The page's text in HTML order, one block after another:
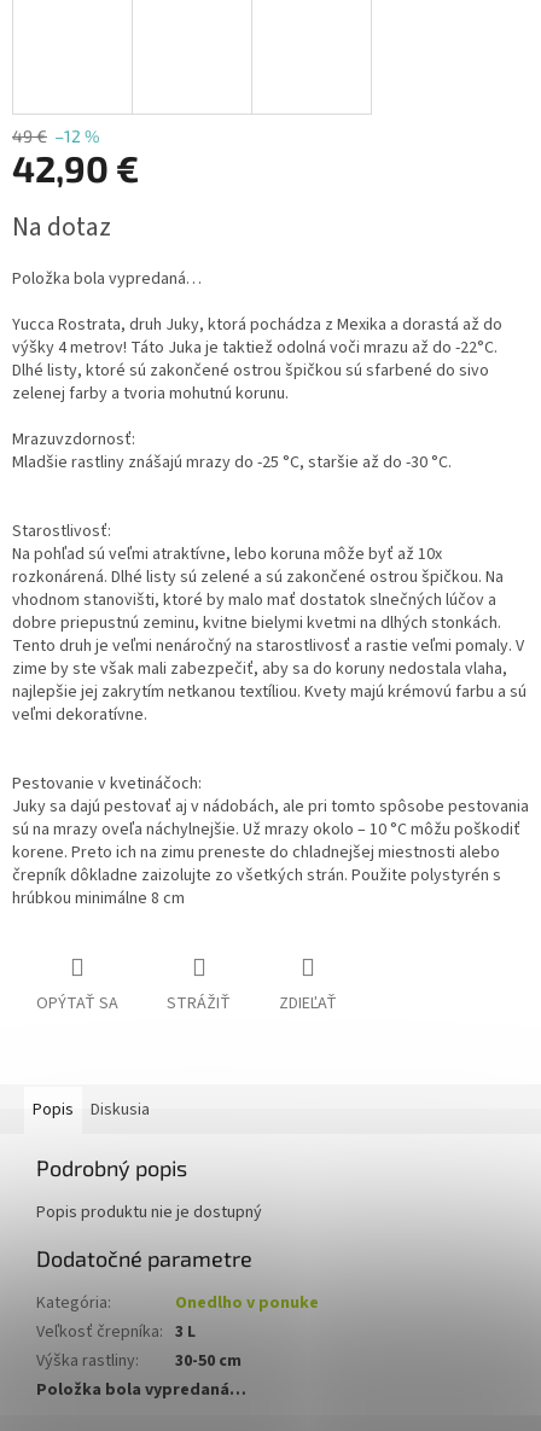
49 € –12 %
42,90 €
cena:
Na dotaz
Položka bola vypredaná…
Yucca Rostrata, druh Juky, ktorá pochádza z Mexika a dorastá až do
výšky 4 metrov! Táto Juka je taktiež odolná voči mrazu až do -22°C.
Dlhé listy, ktoré sú zakončené ostrou špičkou sú sfarbené do sivo
zelenej farby a tvoria mohutnú korunu.
Mrazuvzdornosť:
Mladšie rastliny znášajú mrazy do -25 °C, staršie až do -30 °C.
Starostlivosť:
Na pohľad sú veľmi atraktívne, lebo koruna môže byť až 10x
rozkonárená. Dlhé listy sú zelené a sú zakončené ostrou špičkou. Na
vhodnom stanovišti, ktoré by malo mať dostatok slnečných lúčov a
dobre priepustnú zeminu, kvitne bielymi kvetmi na dlhých stonkách.
Tento druh je veľmi nenáročný na starostlivosť a rastie veľmi pomaly. V
zime by ste však mali zabezpečiť, aby sa do koruny nedostala vlaha,
najlepšie jej zakrytím netkanou textíliou. Kvety majú krémovú farbu a sú
veľmi dekoratívne.
Pestovanie v kvetináčoch:
Juky sa dajú pestovať aj v nádobách, ale pri tomto spôsobe pestovania
sú na mrazy oveľa náchylnejšie. Už mrazy okolo – 10 °C môžu poškodiť
korene. Preto ich na zimu preneste do chladnejšej miestnosti alebo
črepník dôkladne zaizolujte zo všetkých strán. Použite polystyrén s
hrúbkou minimálne 8 cm
OPÝTAŤ SA STRÁŽIŤ ZDIEĽAŤ
Popis Diskusia
Podrobný popis
Popis produktu nie je dostupný
Dodatočné parametre
Kategória:
Onedlho v ponuke
Veľkosť črepníka: 3 L
Výška rastliny:
30-50 cm
Položka bola vypredaná…